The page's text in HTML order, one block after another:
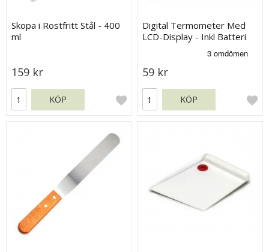
Skopa i Rostfritt Stål - 400
ml
159 kr
KÖP
Digital Termometer Med
LCD-Display - Inkl Batteri
59 kr
KÖP